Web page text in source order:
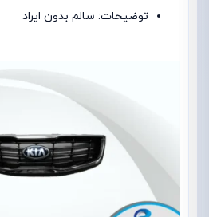
توضیحات: سالم بدون ایراد